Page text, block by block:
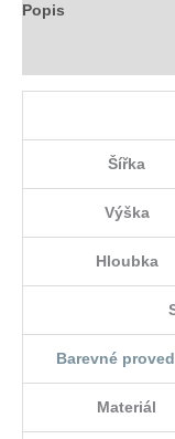
Popis
Šířka
Výška
Hloubka
Barevné
Materiál